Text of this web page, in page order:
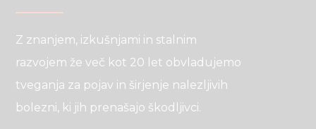
Z znanjem, izkušnjami in stalnim
razvojem že več kot 20 let obvladujemo
tveganja za pojav in širjenje nalezljivih
bolezni, ki jih prenašajo škodljivci.